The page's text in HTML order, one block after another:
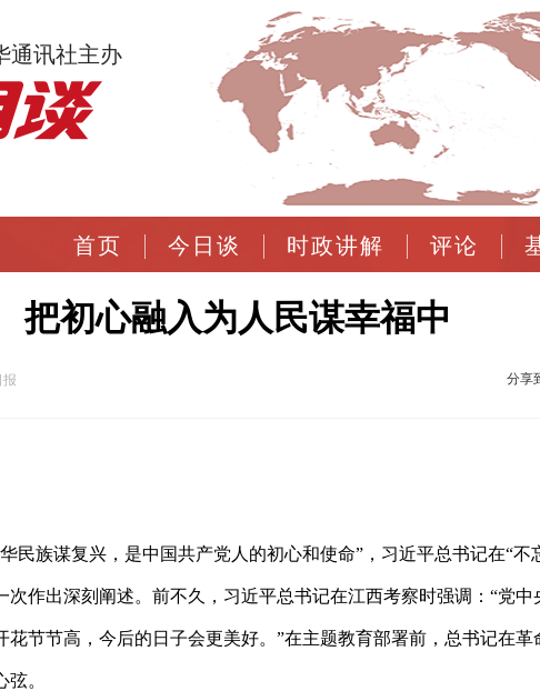
通讯社主办
首页 今日谈 时政讲解 评论
把初心融入为人民谋幸福中
报 分享
民族谋复兴，是中国共产党人的初心和使命”，习近平总书记在“不
次作出深刻阐述。前不久，习近平总书记在江西考察时强调：“党中
花节节高，今后的日子会更美好。”在主题教育部署前，总书记在革
。